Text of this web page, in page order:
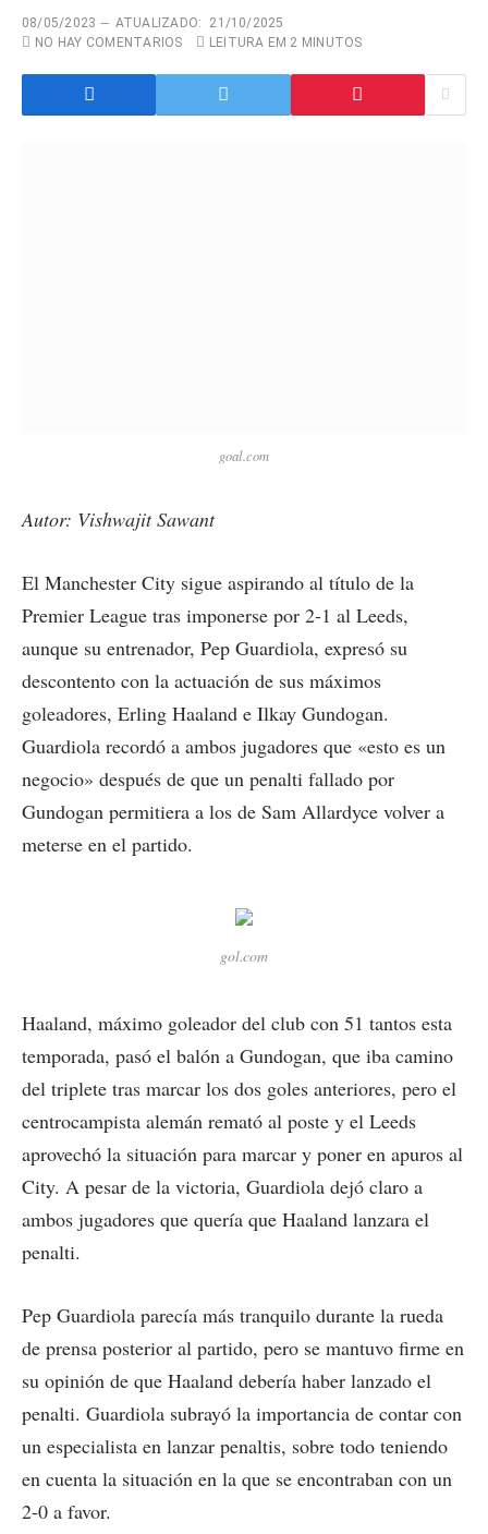
08/05/2023 ATUALIZADO:
21/10/2025
NO HAY COMENTARIOS
LEITURA EM 2 MINUTOS
goal.com
Autor: Vishwajit Sawant
El Manchester City sigue aspirando al título de la
Premier League tras imponerse por 2-1 al Leeds,
aunque su entrenador, Pep Guardiola, expresó su
descontento con la actuación de sus máximos
goleadores, Erling Haaland e Ilkay Gundogan.
Guardiola recordó a ambos jugadores que «esto es un
negocio» después de que un penalti fallado por
Gundogan permitiera a los de Sam Allardyce volver a
meterse en el partido.
gol.com
Haaland, máximo goleador del club con 51 tantos esta
temporada, pasó el balón a Gundogan, que iba camino
del triplete tras marcar los dos goles anteriores, pero el
centrocampista alemán remató al poste y el Leeds
aprovechó la situación para marcar y poner en apuros al
City. A pesar de la victoria, Guardiola dejó claro a
ambos jugadores que quería que Haaland lanzara el
penalti.
Pep Guardiola parecía más tranquilo durante la rueda
de prensa posterior al partido, pero se mantuvo firme en
su opinión de que Haaland debería haber lanzado el
penalti. Guardiola subrayó la importancia de contar con
un especialista en lanzar penaltis, sobre todo teniendo
en cuenta la situación en la que se encontraban con un
2-0 a favor.